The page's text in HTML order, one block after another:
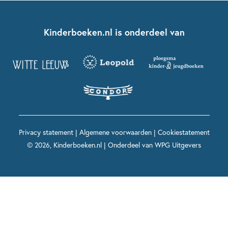
Kinderboeken diversiteit
Grappige kinderboeken
Spannende kinderboeken
Boekentips 12+ jaar
Voor volwassenen
Spekkie en Sproet
Maxi & Helium
Voor het onderwijs
Kinderboeken.nl is onderdeel van
Privacy statement| Algemene voorwaarden| Cookiestatement
© 2026, Kinderboeken.nl | Onderdeel van WPG Uitgevers